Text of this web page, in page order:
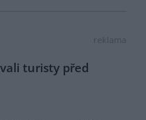
reklama
turisty před